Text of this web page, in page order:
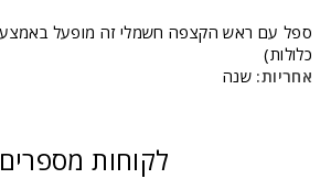
כלולות)
אחריות: שנה
לקוחות מספרים